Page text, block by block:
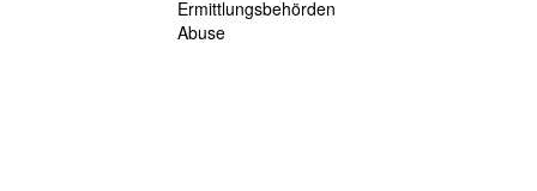
Ermittlungsbehörden
Abuse